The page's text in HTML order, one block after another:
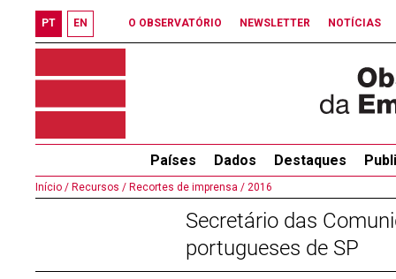
PT EN O OBSERVATÓRIO NEWSLETTER NOTÍCIAS
Países Dados Destaques
Início / Recursos / Recortes de imprensa / 2016
Secretário das
portugueses de SP